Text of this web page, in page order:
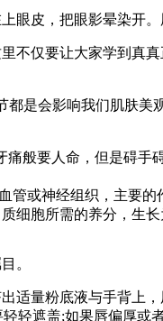
眼皮，把眼影晕染开
不仅要让大家学到真
是会影响我们肌肤
般要人命，但是碍
管或神经组织，主要
细胞所需的养分，生
。
适量粉底液与手背上
轻遮盖;如果唇偏厚或